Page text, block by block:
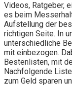
Videos, Ratgeber,
es beim
Aufstellung der
richtigen Seite. In
unterschiedliche
mit einbezogen.
Bestenlisten, mit
Nachfolgende
zum Geld sparen